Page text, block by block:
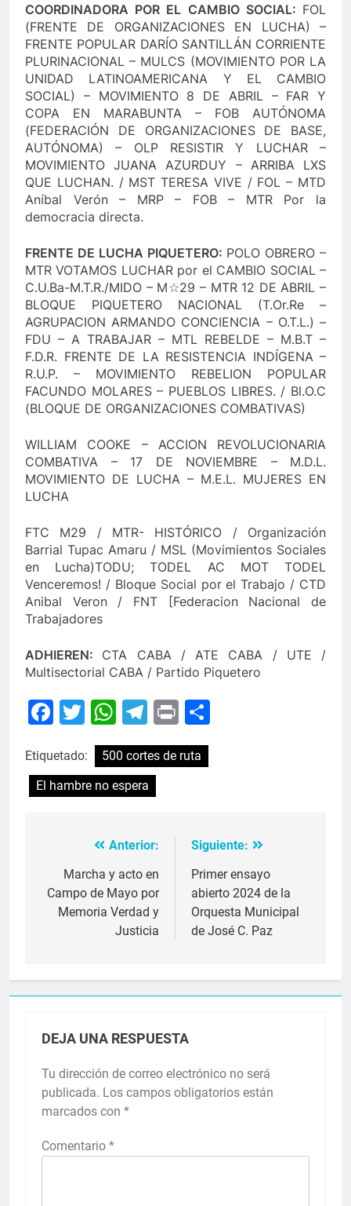
COORDINADORA POR EL CAMBIO SOCIAL: FOL
(FRENTE DE ORGANIZACIONES EN LUCHA) –
FRENTE POPULAR DARÍO SANTILLÁN CORRIENTE
PLURINACIONAL – MULCS (MOVIMIENTO POR LA
UNIDAD LATINOAMERICANA Y EL CAMBIO
SOCIAL) – MOVIMIENTO 8 DE ABRIL – FAR Y
COPA EN MARABUNTA – FOB AUTÓNOMA
(FEDERACIÓN DE ORGANIZACIONES DE BASE,
AUTÓNOMA) – OLP RESISTIR Y LUCHAR –
MOVIMIENTO JUANA AZURDUY – ARRIBA LXS
QUE LUCHAN. / MST TERESA VIVE / FOL – MTD
Aníbal Verón – MRP – FOB – MTR Por la
democracia directa.
FRENTE DE LUCHA PIQUETERO: POLO OBRERO –
MTR VOTAMOS LUCHAR por el CAMBIO SOCIAL –
C.U.Ba-M.T.R./MIDO – M☆29 – MTR 12 DE ABRIL –
BLOQUE PIQUETERO NACIONAL (T.Or.Re –
AGRUPACION ARMANDO CONCIENCIA – O.T.L.) –
FDU – A TRABAJAR – MTL REBELDE – M.B.T –
F.D.R. FRENTE DE LA RESISTENCIA INDÍGENA –
R.U.P. – MOVIMIENTO REBELION POPULAR
FACUNDO MOLARES – PUEBLOS LIBRES. / Bl.O.C
(BLOQUE DE ORGANIZACIONES COMBATIVAS)
WILLIAM COOKE – ACCION REVOLUCIONARIA
COMBATIVA – 17 DE NOVIEMBRE – M.D.L.
MOVIMIENTO DE LUCHA – M.E.L. MUJERES EN
LUCHA
FTC M29 / MTR- HISTÓRICO / Organización
Barrial Tupac Amaru / MSL (Movimientos Sociales
en Lucha)TODU; TODEL AC MOT TODEL
Venceremos! / Bloque Social por el Trabajo / CTD
Anibal Veron / FNT [Federacion Nacional de
Trabajadores
ADHIEREN: CTA CABA / ATE CABA / UTE /
Multisectorial CABA / Partido Piquetero
Facebook
Twitter
WhatsApp
Telegram
Print
Etiquetado:
500 cortes de ruta
El hambre no espera
Navegación
entradas
Anterior:
Marcha y acto en
Campo de Mayo por
Memoria Verdad y
Justicia
Siguiente:
Primer ensayo
abierto 2024 de la
Orquesta Municipal
de José C. Paz
DEJA UNA RESPUESTA
Tu dirección de correo electrónico no será
publicada. Los campos obligatorios están
marcados con *
Comentario *